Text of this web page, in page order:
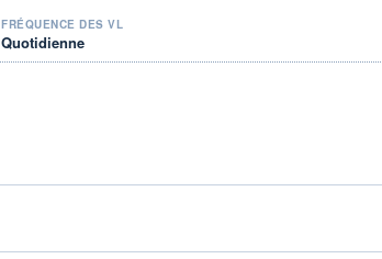
FRÉQUENCE DES VL
Quotidienne